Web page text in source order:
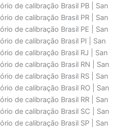
de calibraçāo Brasil PB | San
de calibraçāo Brasil PR | San
de calibraçāo Brasil PE | San
de calibraçāo Brasil PI | San
de calibraçāo Brasil RJ | San
de calibraçāo Brasil RN | San
de calibraçāo Brasil RS | San
de calibraçāo Brasil RO | San
de calibraçāo Brasil RR | San
de calibraçāo Brasil SC | San
de calibraçāo Brasil SP | San